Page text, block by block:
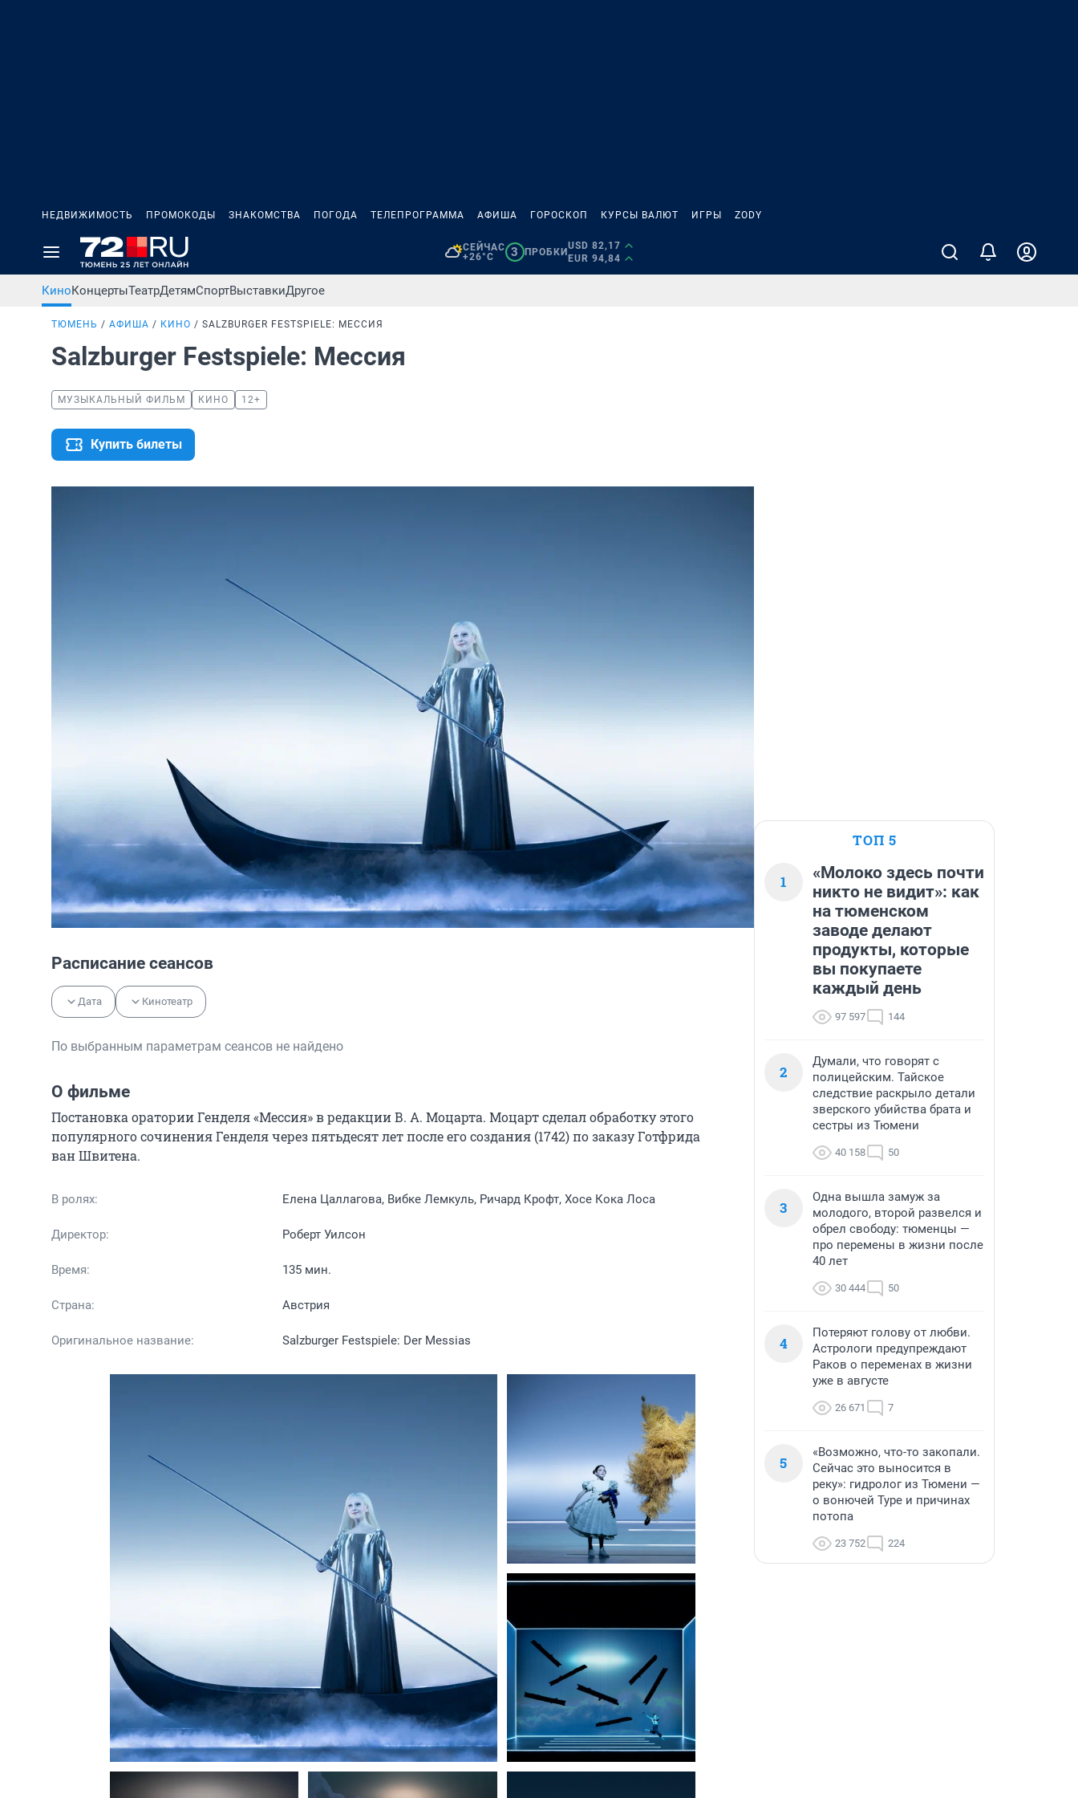
НЕДВИЖИМОСТЬ ПРОМОКОДЫ ЗНАКОМСТВА ПОГОДА ТЕЛЕПРОГРАММА АФИША ГОРОСКОП КУРСЫ ВАЛЮТ ИГРЫ ZODY
СЕЙЧАС
+26°C
3 ПРОБКИ
USD 82,17
EUR 94,84
КиноКонцертыТеатрДетямСпортВыставкиДругое
ТЮМЕНЬ АФИША КИНО SALZBURGER FESTSPIELE: МЕССИЯ
Salzburger Festspiele: Мессия
МУЗЫКАЛЬНЫЙ ФИЛЬМ КИНО 12+
Купить билеты
Расписание сеансов
Дата Кинотеатр
По выбранным параметрам сеансов не найдено
О фильме
Постановка оратории Генделя «Мессия» в редакции В. А. Моцарта. Моцарт сделал обработку этого
популярного сочинения Генделя через пятьдесят лет после его создания (1742) по заказу Готфрида
ван Швитена.
В ролях: Елена Цаллагова, Вибке Лемкуль, Ричард Крофт, Хосе Кока Лоса
Директор: Роберт Уилсон
Время: 135 мин.
Страна: Австрия
Оригинальное название: Salzburger Festspiele: Der Messias
ТОП 5
1
«Молоко здесь почти
никто не видит»: как
на тюменском
заводе делают
продукты, которые
вы покупаете
каждый день
97 597 144
2
Думали, что говорят с
полицейским. Тайское
следствие раскрыло детали
зверского убийства брата и
сестры из Тюмени
40 158 50
3
Одна вышла замуж за
молодого, второй развелся и
обрел свободу: тюменцы —
про перемены в жизни после
40 лет
30 444 50
4
Потеряют голову от любви.
Астрологи предупреждают
Раков о переменах в жизни
уже в августе
26 671 7
5
«Возможно, что-то закопали.
Сейчас это выносится в
реку»: гидролог из Тюмени —
о вонючей Туре и причинах
потопа
23 752 224